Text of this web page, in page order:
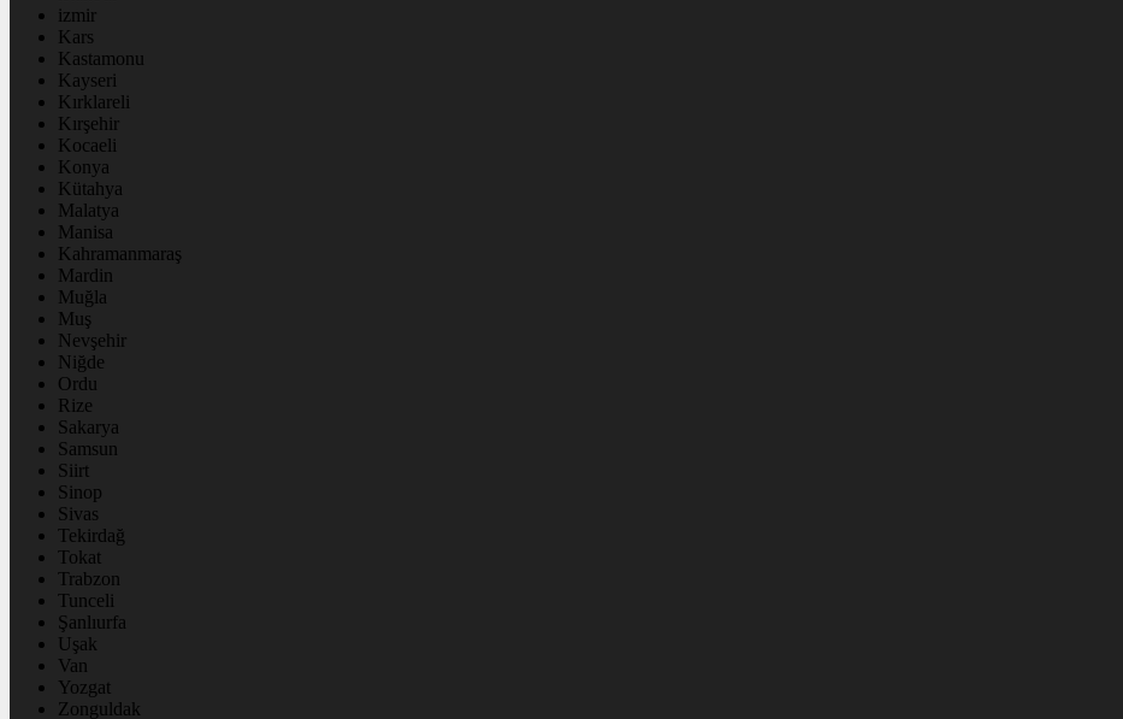
izmir
Kars
Kastamonu
Kayseri
Kırklareli
Kırşehir
Kocaeli
Konya
Kütahya
Malatya
Manisa
Kahramanmaraş
Mardin
Muğla
Muş
Nevşehir
Niğde
Ordu
Rize
Sakarya
Samsun
Siirt
Sinop
Sivas
Tekirdağ
Tokat
Trabzon
Tunceli
Şanlıurfa
Uşak
Van
Yozgat
Zonguldak